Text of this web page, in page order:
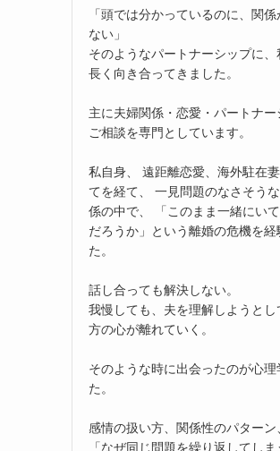
「頭では分かっているのに、関
ない」
そのようなパートナーシップに
長く向き合ってきました。
主に夫婦関係・恋愛・パートナ
ご相談を専門としています。
私自身、 遠距離恋愛、海外駐在
てを経て、 一見問題のなさそう
係の中で、 「このまま一緒にい
だろうか」という離婚の危機を経
た。
話し合っても解決しない。
我慢しても、夫を理解しようとし
方の心が離れていく。
そのような時に出会ったのが心理
た。
感情の扱い方、関係性のパターン
「なぜ同じ問題を繰り返してしま